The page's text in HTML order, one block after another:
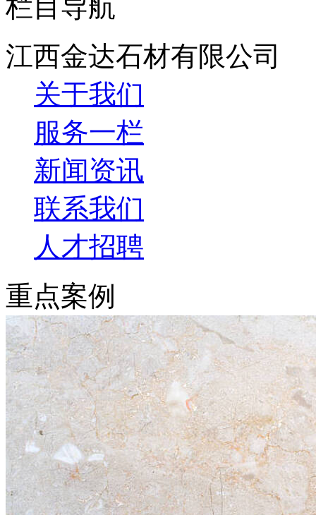
栏目导航
江西金达石材有限公司
关于我们
服务一栏
新闻资讯
联系我们
人才招聘
重点案例